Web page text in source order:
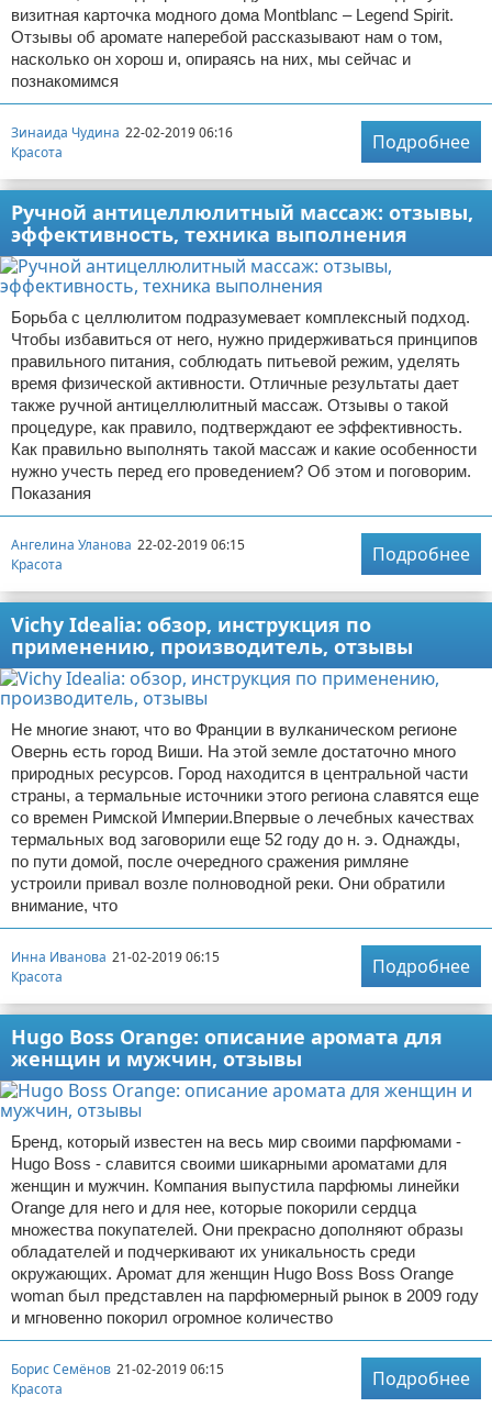
визитная карточка модного дома Montblanc – Legend Spirit.
Отзывы об аромате наперебой рассказывают нам о том,
насколько он хорош и, опираясь на них, мы сейчас и
познакомимся
Зинаида Чудина 22-02-2019 06:16
Красота
Подробнее
Ручной антицеллюлитный массаж: отзывы,
эффективность, техника выполнения
Борьба с целлюлитом подразумевает комплексный подход.
Чтобы избавиться от него, нужно придерживаться принципов
правильного питания, соблюдать питьевой режим, уделять
время физической активности. Отличные результаты дает
также ручной антицеллюлитный массаж. Отзывы о такой
процедуре, как правило, подтверждают ее эффективность.
Как правильно выполнять такой массаж и какие особенности
нужно учесть перед его проведением? Об этом и поговорим.
Показания
Ангелина Уланова 22-02-2019 06:15
Красота
Подробнее
Vichy Idealia: обзор, инструкция по
применению, производитель, отзывы
Не многие знают, что во Франции в вулканическом регионе
Овернь есть город Виши. На этой земле достаточно много
природных ресурсов. Город находится в центральной части
страны, а термальные источники этого региона славятся еще
со времен Римской Империи.Впервые о лечебных качествах
термальных вод заговорили еще 52 году до н. э. Однажды,
по пути домой, после очередного сражения римляне
устроили привал возле полноводной реки. Они обратили
внимание, что
Инна Иванова 21-02-2019 06:15
Красота
Подробнее
Hugo Boss Orange: описание аромата для
женщин и мужчин, отзывы
Бренд, который известен на весь мир своими парфюмами -
Hugo Boss - славится своими шикарными ароматами для
женщин и мужчин. Компания выпустила парфюмы линейки
Orange для него и для нее, которые покорили сердца
множества покупателей. Они прекрасно дополняют образы
обладателей и подчеркивают их уникальность среди
окружающих. Аромат для женщин Hugo Boss Boss Orange
woman был представлен на парфюмерный рынок в 2009 году
и мгновенно покорил огромное количество
Борис Семёнов 21-02-2019 06:15
Красота
Подробнее